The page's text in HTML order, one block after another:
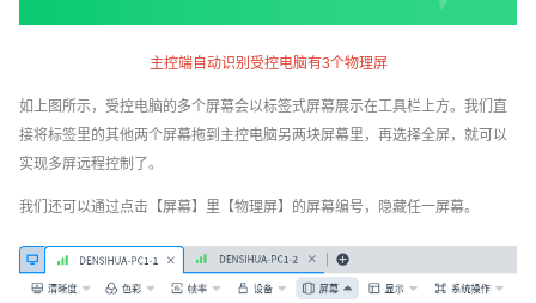
主控端自动识别受控电脑有3个物理屏
如上图所示，受控电脑的多个屏幕会以标签式屏幕展示在工具栏上方。我们直
接将标签里的其他两个屏幕拖到主控电脑另两块屏幕里，再选择全屏，就可以
实现多屏远程控制了。
我们还可以通过点击【屏幕】里【物理屏】的屏幕编号，隐藏任一屏幕。